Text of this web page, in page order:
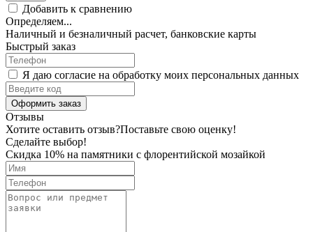
Добавить к сравнению
Определяем...
Наличный и безналичный расчет, банковские карты
Быстрый заказ
Я даю согласие на обработку моих персональных данных
Оформить заказ
Отзывы
Хотите оставить отзыв?Поставьте свою оценку!
Сделайте выбор!
Скидка 10% на памятники с флорентийской мозайкой